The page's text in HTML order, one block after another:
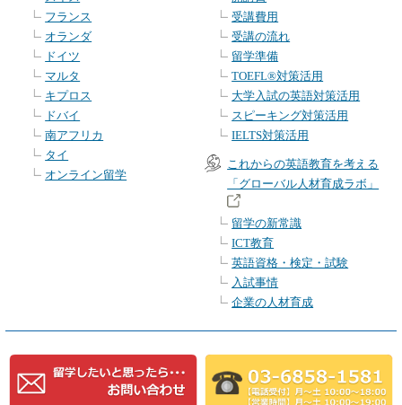
フランス
オランダ
ドイツ
マルタ
キプロス
ドバイ
南アフリカ
タイ
オンライン留学
受講費用
受講の流れ
留学準備
TOEFL®対策活用
大学入試の英語対策活用
スピーキング対策活用
IELTS対策活用
これからの英語教育を考える
「グローバル人材育成ラボ」
留学の新常識
ICT教育
英語資格・検定・試験
入試事情
企業の人材育成